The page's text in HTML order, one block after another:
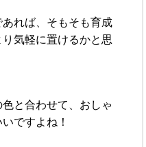
れば、そもそも育成
気軽に置けるかと思
と合わせて、おしゃ
ですよね！